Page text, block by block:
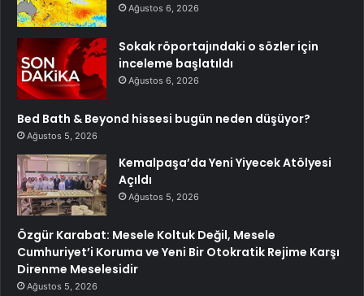
Ağustos 6, 2026
Sokak röportajındaki o sözler için
inceleme başlatıldı
Ağustos 6, 2026
Bed Bath & Beyond hissesi bugün neden düşüyor?
Ağustos 5, 2026
Kemalpaşa’da Yeni Yiyecek Atölyesi
Açıldı
Ağustos 5, 2026
Özgür Karabat: Mesele Koltuk Değil, Mesele
Cumhuriyet’i Koruma ve Yeni Bir Otokratik Rejime Karşı
Direnme Meselesidir
Ağustos 5, 2026